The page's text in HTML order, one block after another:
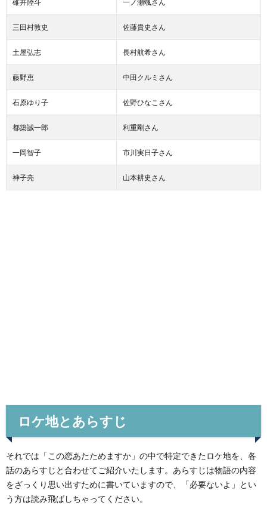
碓井陸斗 一ノ瀬颯さん
三田村敦史 佐藤貴史さん
土屋弘志 長村航希さん
藤野恵 中田クルミさん
石原ゆり子 佐野ひなこさん
都築誠一郎 利重剛さん
一岡智子 市川実日子さん
神子亮 山本耕史さん
ロケ地とあらすじ
それでは「この恋あたためますか」の中で特定できたロケ地を、各
話のあらすじと合わせてご紹介いたします。あらすじは物語の内容
をざっくり思い出すために書いていますので、「必要ないよ」とい
う方は読み飛ばしちゃってください。